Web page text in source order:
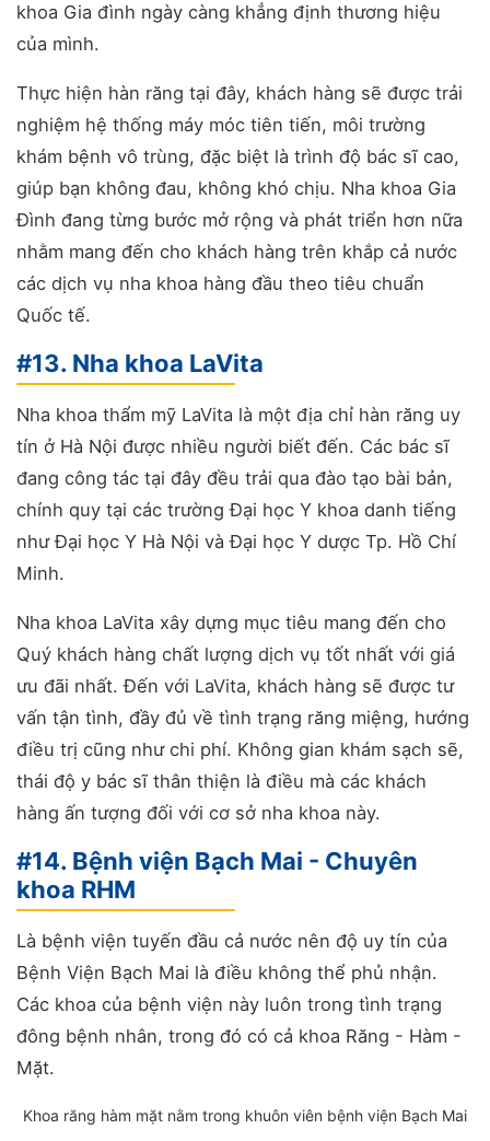
khoa Gia đình ngày càng khẳng định thương hiệu
của mình.
Thực hiện hàn răng tại đây, khách hàng sẽ được trải
nghiệm hệ thống máy móc tiên tiến, môi trường
khám bệnh vô trùng, đặc biệt là trình độ bác sĩ cao,
giúp bạn không đau, không khó chịu. Nha khoa Gia
Đình đang từng bước mở rộng và phát triển hơn nữa
nhằm mang đến cho khách hàng trên khắp cả nước
các dịch vụ nha khoa hàng đầu theo tiêu chuẩn
Quốc tế.
#13. Nha khoa LaVita
Nha khoa thẩm mỹ LaVita là một địa chỉ hàn răng uy
tín ở Hà Nội được nhiều người biết đến. Các bác sĩ
đang công tác tại đây đều trải qua đào tạo bài bản,
chính quy tại các trường Đại học Y khoa danh tiếng
như Đại học Y Hà Nội và Đại học Y dược Tp. Hồ Chí
Minh.
Nha khoa LaVita xây dựng mục tiêu mang đến cho
Quý khách hàng chất lượng dịch vụ tốt nhất với giá
ưu đãi nhất. Đến với LaVita, khách hàng sẽ được tư
vấn tận tình, đầy đủ về tình trạng răng miệng, hướng
điều trị cũng như chi phí. Không gian khám sạch sẽ,
thái độ y bác sĩ thân thiện là điều mà các khách
hàng ấn tượng đối với cơ sở nha khoa này.
#14. Bệnh viện Bạch Mai - Chuyên
khoa RHM
Là bệnh viện tuyến đầu cả nước nên độ uy tín của
Bệnh Viện Bạch Mai là điều không thể phủ nhận.
Các khoa của bệnh viện này luôn trong tình trạng
đông bệnh nhân, trong đó có cả khoa Răng - Hàm -
Mặt.
Khoa răng hàm mặt nằm trong khuôn viên bệnh viện Bạch Mai